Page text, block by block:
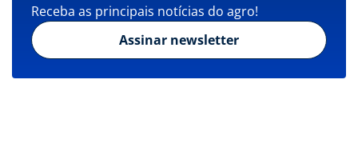
Receba as principais notícias do agro!
Assinar newsletter